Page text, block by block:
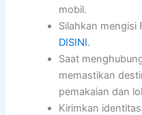
mobil.
Silahkan mengisi
DISINI.
Saat
memastikan
pemakaian dan
Kirimkan